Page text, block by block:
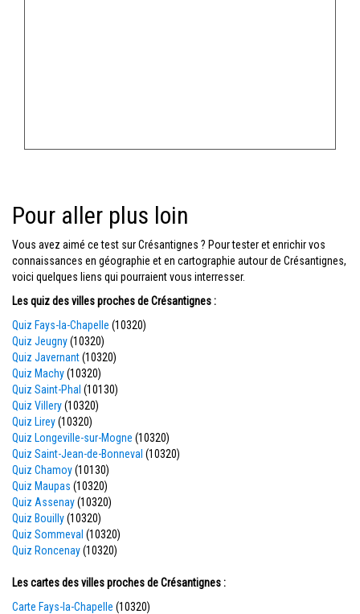
Pour aller plus loin
Vous avez aimé ce test sur Crésantignes ? Pour tester et enrichir vos
connaissances en géographie et en cartographie autour de Crésantignes,
voici quelques liens qui pourraient vous interresser.
Les quiz des villes proches de Crésantignes :
Quiz Fays-la-Chapelle (10320)
Quiz Jeugny(10320)
Quiz Javernant(10320)
Quiz Machy(10320)
Quiz Saint-Phal (10130)
Quiz Villery(10320)
Quiz Lirey(10320)
Quiz Longeville-sur-Mogne (10320)
Quiz Saint-Jean-de-Bonneval (10320)
Quiz Chamoy(10130)
Quiz Maupas (10320)
Quiz Assenay(10320)
Quiz Bouilly(10320)
Quiz Sommeval (10320)
Quiz Roncenay(10320)
Les cartes des villes proches de Crésantignes :
Carte Fays-la-Chapelle (10320)